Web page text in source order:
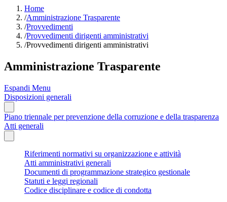
Home
/Amministrazione Trasparente
/Provvedimenti
/Provvedimenti dirigenti amministrativi
/Provvedimenti dirigenti amministrativi
Amministrazione Trasparente
Espandi Menu
Disposizioni generali
Piano triennale per prevenzione della corruzione e della trasparenza
Atti generali
Riferimenti normativi su organizzazione e attività
Atti amministrativi generali
Documenti di programmazione strategico gestionale
Statuti e leggi regionali
Codice disciplinare e codice di condotta